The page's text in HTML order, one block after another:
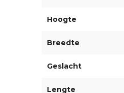
Hoogte
Breedte
Geslacht
Lengte